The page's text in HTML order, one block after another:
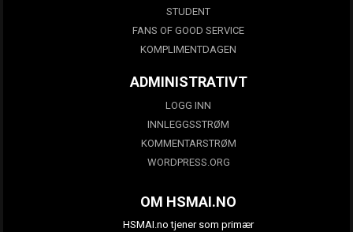
STUDENT
FANS OF GOOD SERVICE
KOMPLIMENTDAGEN
ADMINISTRATIVT
LOGG INN
INNLEGGSSTRØM
KOMMENTARSTRØM
WORDPRESS.ORG
OM HSMAI.NO
HSMAI.no tjener som primær